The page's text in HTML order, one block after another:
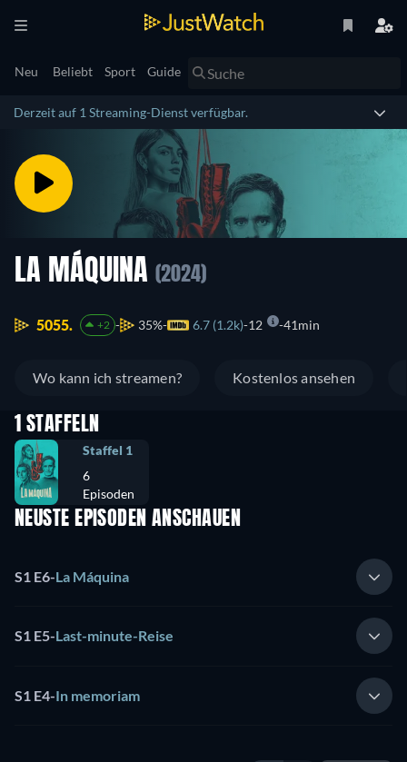
Neu Beliebt Sport Guide
Derzeit auf 1 Streaming-Dienst verfügbar.
LA MÁQUINA (2024)
5055. +2 35% 6.7 (1.2k) 12 41min
Wo kann ich streamen? Kostenlos ansehen
1 STAFFELN
Staffel 1
6
Episoden
NEUSTE EPISODEN ANSCHAUEN
S1 E6-La Máquina
S1 E5-Last-minute-Reise
S1 E4-In memoriam